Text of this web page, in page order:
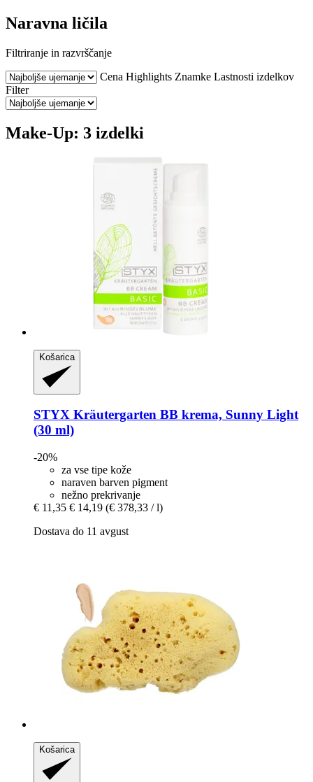
Naravna ličila
Filtriranje in razvrščanje
Cena Highlights Znamke Lastnosti izdelkov
Filter
Make-Up: 3 izdelki
Košarica
STYX Kräutergarten BB krema, Sunny Light
(30 ml)
-20%
za vse tipe kože
naraven barven pigment
nežno prekrivanje
€ 11,35 € 14,19 (€ 378,33 / l)
Dostava do 11 avgust
Košarica